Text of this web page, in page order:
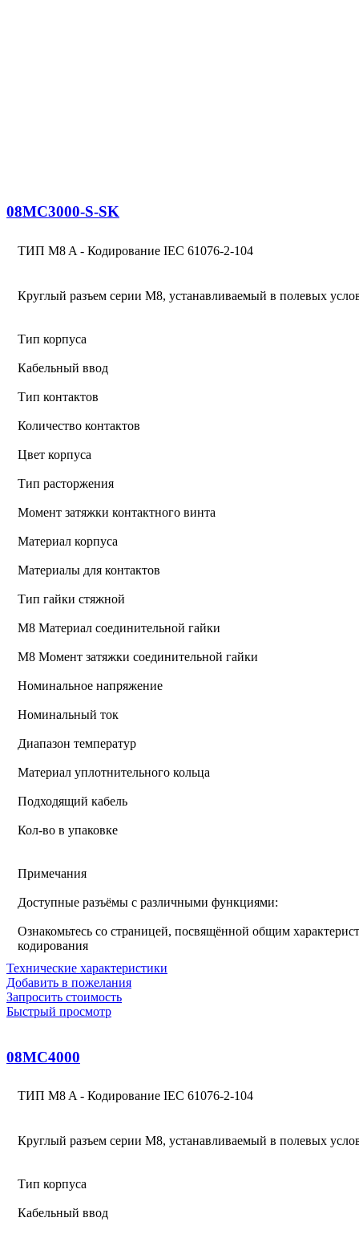
08MC3000-S-SK
ТИП M8 A - Кодирование IEC 61076-2-104
Круглый разъем серии M8, устанавливаемый в полевых
Тип корпуса
Кабельный ввод
Тип контактов
Количество контактов
Цвет корпуса
Тип расторжения
Момент затяжки контактного винта
Материал корпуса
Материалы для контактов
Тип гайки стяжной
М8 Материал соединительной гайки
M8 Момент затяжки соединительной гайки
Номинальное напряжение
Номинальный ток
Диапазон температур
Материал уплотнительного кольца
Подходящий кабель
Кол-во в упаковке
Примечания
Доступные разъёмы с различными функциями:
Ознакомьтесь со страницей, посвящённой общим
кодирования
Технические характеристики
Добавить в пожелания
Запросить стоимость
Быстрый просмотр
08MC4000
ТИП M8 A - Кодирование IEC 61076-2-104
Круглый разъем серии M8, устанавливаемый в полевых
Тип корпуса
Кабельный ввод